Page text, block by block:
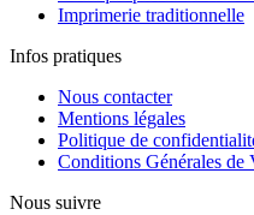
Imprimerie traditionnelle
Infos pratiques
Nous contacter
Mentions légales
Politique de
Conditions Générales de
Nous suivre